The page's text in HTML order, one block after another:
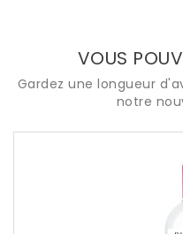
VOUS
Gardez une longueur
notre